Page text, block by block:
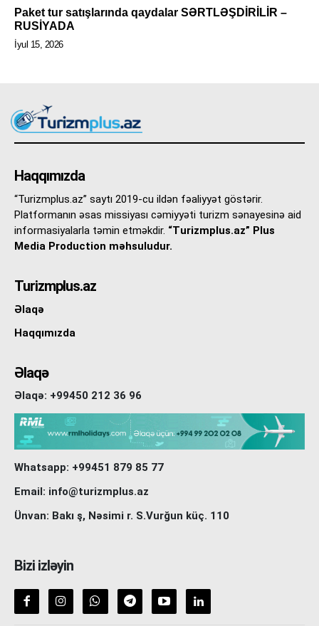
Paket tur satışlarında qaydalar SƏRTLƏŞDİRİLİR –
RUSİYADA
İyul 15, 2026
Haqqımızda
“Turizmplus.az” saytı 2019-cu ildən fəaliyyət göstərir.
Platformanın əsas missiyası cəmiyyəti turizm sənayesinə aid
informasiyalarla təmin etməkdir. “Turizmplus.az” Plus
Media Production məhsuludur.
Turizmplus.az
Əlaqə
Haqqımızda
Əlaqə
Əlaqə: +99450 212 36 96
Whatsapp: +99451 879 85 77
Email: info@turizmplus.az
Ünvan: Bakı ş, Nəsimi r. S.Vurğun küç. 110
Bizi izləyin